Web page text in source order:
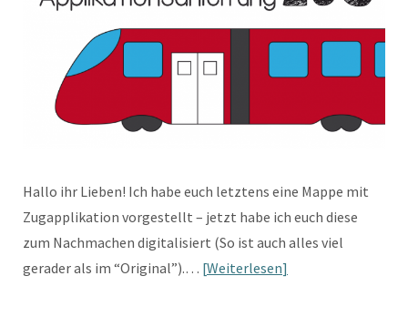
Hallo ihr Lieben! Ich habe euch letztens eine Mappe mit
Zugapplikation vorgestellt – jetzt habe ich euch diese
zum Nachmachen digitalisiert (So ist auch alles viel
gerader als im “Original”).… Weiterlesen